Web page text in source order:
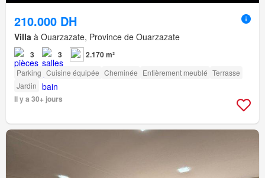
210.000 DH
Villa à Ouarzazate, Province de Ouarzazate
3 3 2.170 m²
Parking Cuisine équipée Cheminée Entièrement meublé Terrasse
Jardin
Il y a 30+ jours